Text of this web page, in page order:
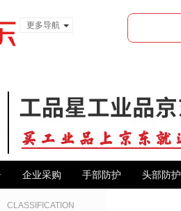
更多导航
企业采购 手部防护 头部防护
CLASSIFICATION